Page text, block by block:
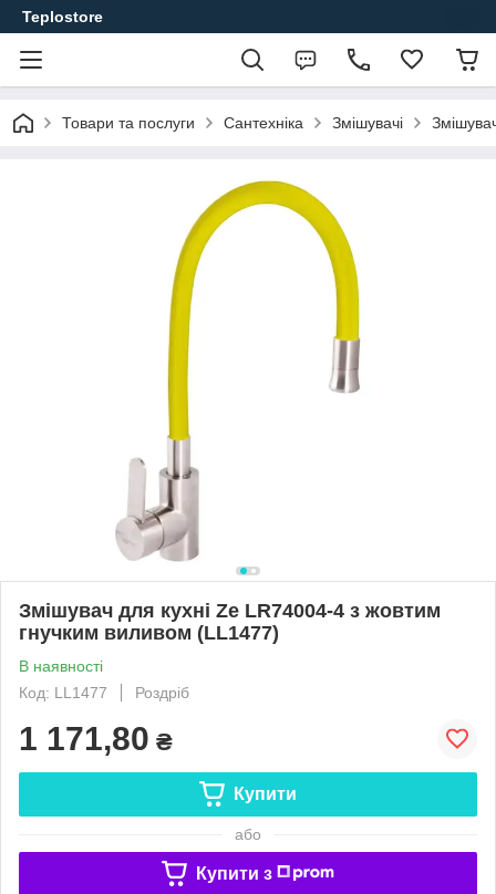
Teplostore
Товари та послуги Сантехніка Змішувачі
Змішувач для кухні Ze LR74004-4 з жовтим
гнучким виливом (LL1477)
В наявності
Код: LL1477
Роздріб
1 171,80 ₴
Купити
або
Купити з